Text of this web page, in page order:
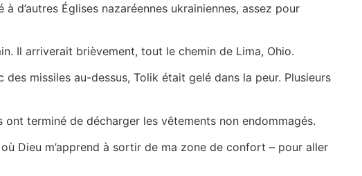
d’autres Églises nazaréennes ukrainiennes, assez pour
Il arriverait brièvement, tout le chemin de Lima, Ohio.
missiles au-dessus, Tolik était gelé dans la peur. Plusieurs
terminé de décharger les vêtements non endommagés.
Dieu m’apprend à sortir de ma zone de confort – pour aller